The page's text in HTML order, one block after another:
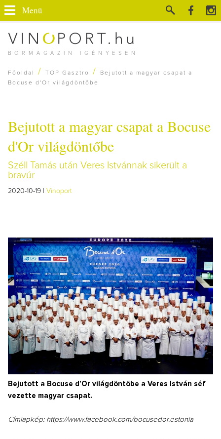
BORMAGAZIN IGÉNYESEN
Menü
Főoldal / TOP Gasztro /
Bejutott a magyar csapat a
Bocuse d'Or világdöntőbe
Bejutott a magyar csapat a Bocuse
d'Or világdöntőbe
Széll Tamás után Veres Istvánnak sikerült a
bravúr
2020-10-19 | Vinoport
Bejutott a Bocuse d’Or világdöntőbe a Veres István séf
vezette magyar csapat.
Címlapkép: https://www.facebook.com/bocusedor.estonia